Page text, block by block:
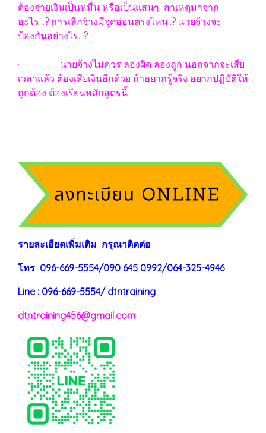
ต้องจ่ายเงินเป็นหมื่น หรือเป็นแสนๆ สาเหตุมาจาก
อะไร...? การเลิกจ้างมีจุดอ่อนตรงไหน..? นายจ้างจะ
ป้องกันอย่างไร...?
· นายจ้างไม่ควร ลองผิด ลองถูก นอกจากจะเสีย
เวลาแล้ว ต้องเสียเงินอีกด้วย ถ้าอยากรู้จริง อยากปฏิบัติให้
ถูกต้อง ต้องเรียนหลักสูตรนี้
รายละเอียดเพิ่มเติม กรุณาติดต่อ
โทร 096-669-5554/090 645 0992/064-325-4946
Line : 096-669-5554/ dtntraining
dtntraining456@gmail.com